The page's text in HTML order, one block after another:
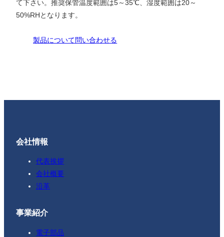
て下さい。推奨保管温度範囲は5～35℃、湿度範囲は20～
50%RHとなります。
製品について問い合わせる
会社情報
代表挨拶
会社概要
沿革
事業紹介
電子部品